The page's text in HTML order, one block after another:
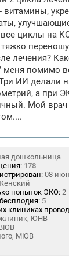
витамины,
циклы на
лечения?
меня помимо
ИИ делали
а при
Мой врач
дошкольница
178
08
попыток ЭКО: 2
5
клиниках
ЮНВ
ВЮВ
МЮВ